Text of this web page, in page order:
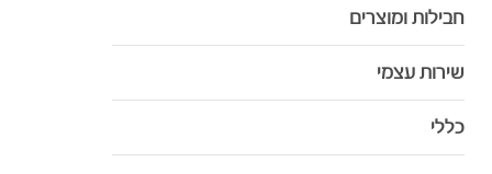
חבילות ומוצרים
שירות עצמי
כללי